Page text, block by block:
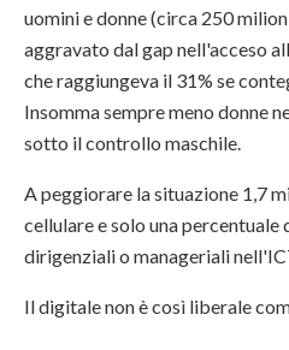
uomini e donne (circa 250
aggravato dal gap nell'acceso
che raggiungeva il 31% se
Insomma sempre meno donne
sotto il controllo maschile.
A peggiorare la situazione 1,7
cellulare e solo una
dirigenziali o manageriali
Il digitale non è così liberale